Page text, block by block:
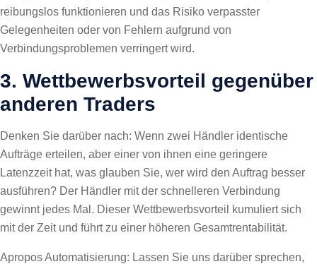
reibungslos funktionieren und das Risiko verpasster
Gelegenheiten oder von Fehlern aufgrund von
Verbindungsproblemen verringert wird.
3. Wettbewerbsvorteil gegenüber
anderen Traders
Denken Sie darüber nach: Wenn zwei Händler identische
Aufträge erteilen, aber einer von ihnen eine geringere
Latenzzeit hat, was glauben Sie, wer wird den Auftrag besser
ausführen? Der Händler mit der schnelleren Verbindung
gewinnt jedes Mal. Dieser Wettbewerbsvorteil kumuliert sich
mit der Zeit und führt zu einer höheren Gesamtrentabilität.
Apropos Automatisierung: Lassen Sie uns darüber sprechen,